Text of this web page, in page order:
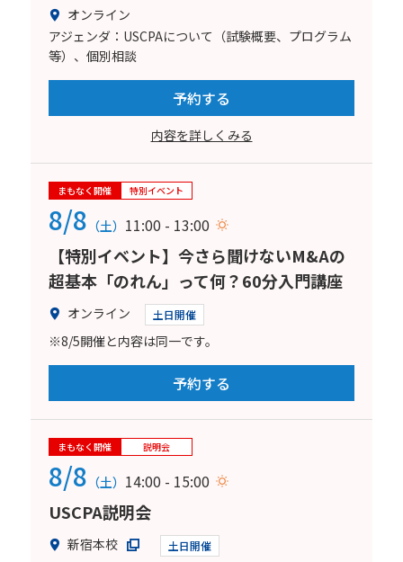
オンライン
アジェンダ：USCPAについて（試験概要、プログラム
等）、個別相談
予約する
内容を詳しくみる
まもなく開催 特別イベント
8/8 （土） 11:00 - 13:00
【特別イベント】今さら聞けないM&Aの
超基本「のれん」って何？60分入門講座
オンライン 土日開催
※8/5開催と内容は同一です。
予約する
まもなく開催 説明会
8/8 （土） 14:00 - 15:00
USCPA説明会
新宿本校 土日開催